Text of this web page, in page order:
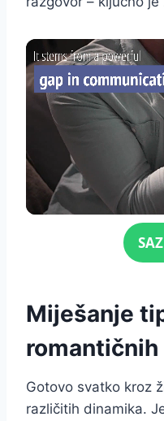
Click for sound
Miješanje
romantičnih
Gotovo svatko kroz
različitih dinamika.